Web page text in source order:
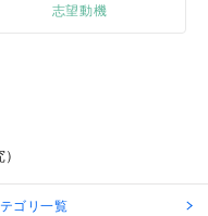
志望動機
ゴリ一覧